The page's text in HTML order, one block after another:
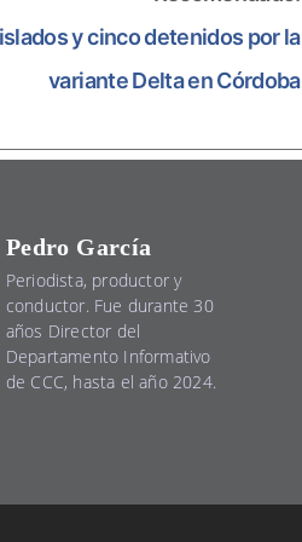
y cinco detenidos por la
variante Delta en Córdoba
Pedro García
Periodista, productor y
conductor. Fue durante 30
años Director del
Departamento Informativo
de CCC, hasta el año 2024.